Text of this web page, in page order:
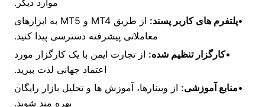
کاربر پسند:
از طریق MT4 و MT5 به ابزارهای
معاملاتی پیشرفته دسترسی پیدا کنید.
تنظیم شده:از تجارت ایمن با یک کارگزار مورد
اعتماد جهانی لذت ببرید.
از وبینارها، آموزش ها و تحلیل بازار رایگان